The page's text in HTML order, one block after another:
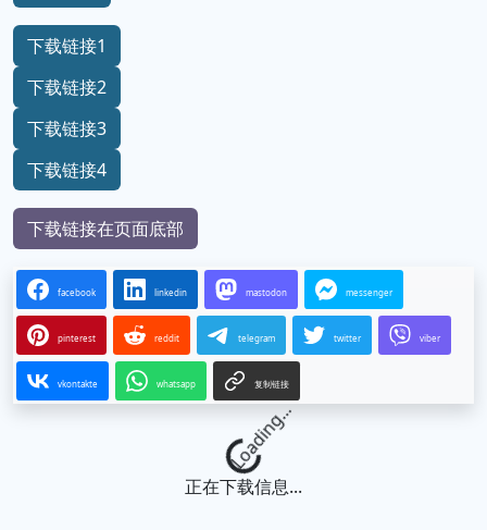
下载链接1
下载链接2
下载链接3
下载链接4
下载链接在页面底部
facebook linkedin mastodon messenger
pinterest reddit telegram twitter viber
vkontakte whatsapp 复制链接
Loading...
正在下载信息...